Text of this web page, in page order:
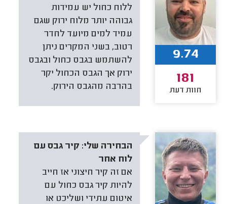
ללוח כחול יש עמידות
גבוהה יותר מלוח ירוק שגם
עמיד למים מיועד לחדר
רטוב, בשני המקרים ניתן
להשתמש בגבס כחול ובגבס
ירוק אך הגבס הכחול יקר
בהרבה מהגבס הירוק.
9.74
181
חוות דעת
הבחירה שלי: קיר גבס עם
לוח אחר
‏אם זה קיר חיצוני אז חייב
להיות קיר גבס כחול עם
איטום עתידי ושליכט או